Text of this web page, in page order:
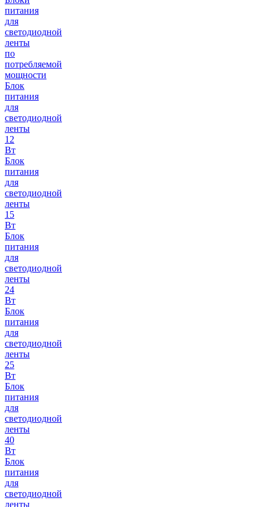
питания
для
светодиодной
ленты
по
потребляемой
мощности
Блок
питания
для
светодиодной
ленты
12
Вт
Блок
питания
для
светодиодной
ленты
15
Вт
Блок
питания
для
светодиодной
ленты
24
Вт
Блок
питания
для
светодиодной
ленты
25
Вт
Блок
питания
для
светодиодной
ленты
40
Вт
Блок
питания
для
светодиодной
ленты